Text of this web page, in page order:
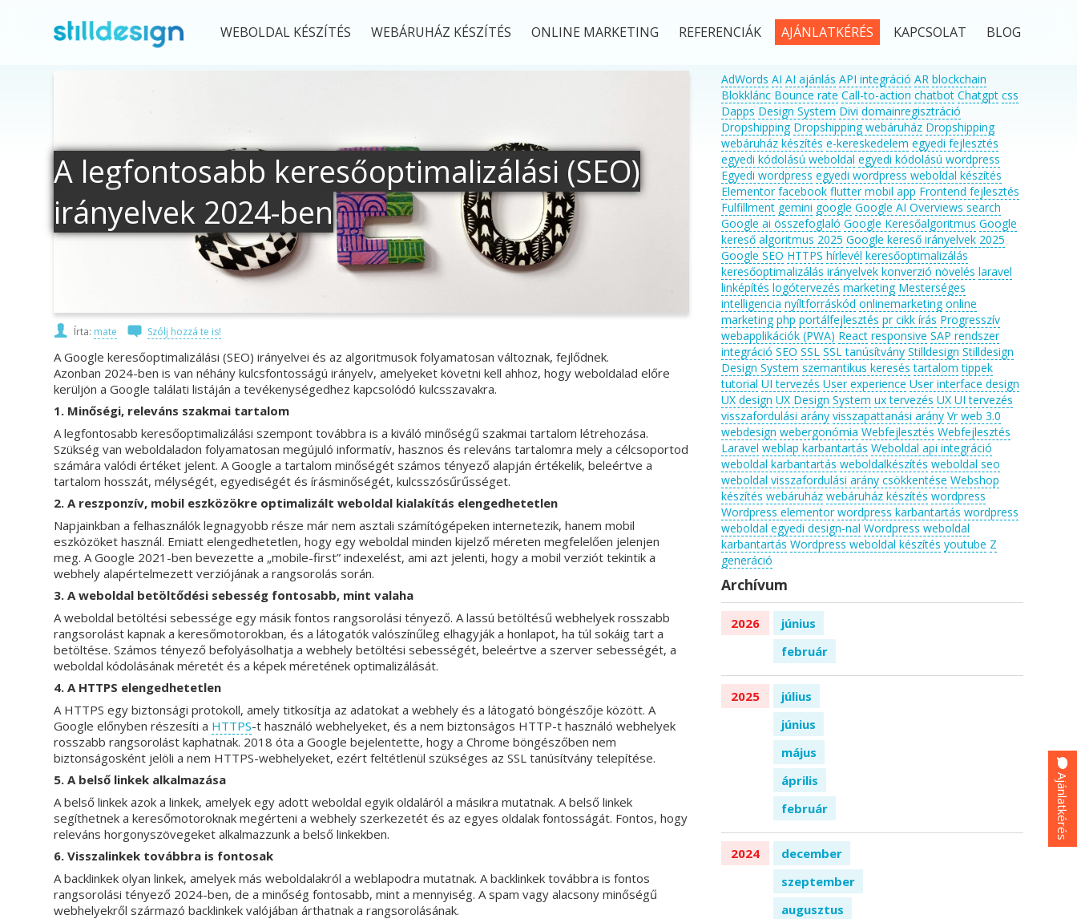
WEBOLDAL KÉSZÍTÉS WEBÁRUHÁZ KÉSZÍTÉS ONLINE MARKETING REFERENCIÁK AJÁNLATKÉRÉS KAPCSOLAT BLOG
A legfontosabb keresőoptimalizálási (SEO)
irányelvek 2024-ben
Írta: mate Szólj hozzá te is!
A Google keresőoptimalizálási (SEO) irányelvei és az algoritmusok folyamatosan változnak, fejlődnek.
Azonban 2024-ben is van néhány kulcsfontosságú irányelv, amelyeket követni kell ahhoz, hogy weboldalad előre
kerüljön a Google találati listáján a tevékenységedhez kapcsolódó kulcsszavakra.
1. Minőségi, releváns szakmai tartalom
A legfontosabb keresőoptimalizálási szempont továbbra is a kiváló minőségű szakmai tartalom létrehozása.
Szükség van weboldaladon folyamatosan megújuló informatív, hasznos és releváns tartalomra mely a célcsoportod
számára valódi értéket jelent. A Google a tartalom minőségét számos tényező alapján értékelik, beleértve a
tartalom hosszát, mélységét, egyediségét és írásminőségét, kulcsszósűrűsséget.
2. A reszponzív, mobil eszközökre optimalizált weboldal kialakítás elengedhetetlen
Napjainkban a felhasználók legnagyobb része már nem asztali számítógépeken internetezik, hanem mobil
eszközöket használ. Emiatt elengedhetetlen, hogy egy weboldal minden kijelző méreten megfelelően jelenjen
meg. A Google 2021-ben bevezette a „mobile-first” indexelést, ami azt jelenti, hogy a mobil verziót tekintik a
webhely alapértelmezett verziójának a rangsorolás során.
3. A weboldal betöltődési sebesség fontosabb, mint valaha
A weboldal betöltési sebessége egy másik fontos rangsorolási tényező. A lassú betöltésű webhelyek rosszabb
rangsorolást kapnak a keresőmotorokban, és a látogatók valószínűleg elhagyják a honlapot, ha túl sokáig tart a
betöltése. Számos tényező befolyásolhatja a webhely betöltési sebességét, beleértve a szerver sebességét, a
weboldal kódolásának méretét és a képek méretének optimalizálását.
4. A HTTPS elengedhetetlen
A HTTPS egy biztonsági protokoll, amely titkosítja az adatokat a webhely és a látogató böngészője között. A
Google előnyben részesíti a HTTPS-t használó webhelyeket, és a nem biztonságos HTTP-t használó webhelyek
rosszabb rangsorolást kaphatnak. 2018 óta a Google bejelentette, hogy a Chrome böngészőben nem
biztonságosként jelöli a nem HTTPS-webhelyeket, ezért feltétlenül szükséges az SSL tanúsítvány telepítése.
5. A belső linkek alkalmazása
A belső linkek azok a linkek, amelyek egy adott weboldal egyik oldaláról a másikra mutatnak. A belső linkek
segíthetnek a keresőmotoroknak megérteni a webhely szerkezetét és az egyes oldalak fontosságát. Fontos, hogy
releváns horgonyszövegeket alkalmazzunk a belső linkekben.
6. Visszalinkek továbbra is fontosak
A backlinkek olyan linkek, amelyek más weboldalakról a weblapodra mutatnak. A backlinkek továbbra is fontos
rangsorolási tényező 2024-ben, de a minőség fontosabb, mint a mennyiség. A spam vagy alacsony minőségű
webhelyekről származó backlinkek valójában árthatnak a rangsorolásának.
AdWords AI AI ajánlás API integráció AR blockchain
Blokklánc Bounce rate Call-to-action chatbot Chatgpt css
Dapps Design System Divi domainregisztráció
Dropshipping Dropshipping webáruház Dropshipping
webáruház készítés e-kereskedelem egyedi fejlesztés
egyedi kódolású weboldal egyedi kódolású wordpress
Egyedi wordpress egyedi wordpress weboldal készítés
Elementor facebook flutter mobil app Frontend fejlesztés
Fulfillment gemini google Google AI Overviews search
Google ai összefoglaló Google Keresőalgoritmus Google
kereső algoritmus 2025 Google kereső irányelvek 2025
Google SEO HTTPS hírlevél keresőoptimalizálás
keresőoptimalizálás irányelvek konverzió növelés laravel
linképítés logótervezés marketing Mesterséges
intelligencia nyíltforráskód onlinemarketing online
marketing php portálfejlesztés pr cikk írás Progresszív
webapplikációk (PWA) React responsive SAP rendszer
integráció SEO SSL SSL tanúsítvány Stilldesign Stilldesign
Design System szemantikus keresés tartalom tippek
tutorial UI tervezés User experience User interface design
UX design UX Design System ux tervezés UX UI tervezés
visszafordulási arány visszapattanási arány Vr web 3.0
webdesign webergonómia Webfejlesztés Webfejlesztés
Laravel weblap karbantartás Weboldal api integráció
weboldal karbantartás weboldalkészítés weboldal seo
weboldal visszafordulási arány csökkentése Webshop
készítés webáruház webáruház készítés wordpress
Wordpress elementor wordpress karbantartás wordpress
weboldal egyedi design-nal Wordpress weboldal
karbantartás Wordpress weboldal készítés youtube Z
generáció
Archívum
2026
június
február
2025
július
június
május
április
február
2024
december
szeptember
augusztus
Ajánlatkérés